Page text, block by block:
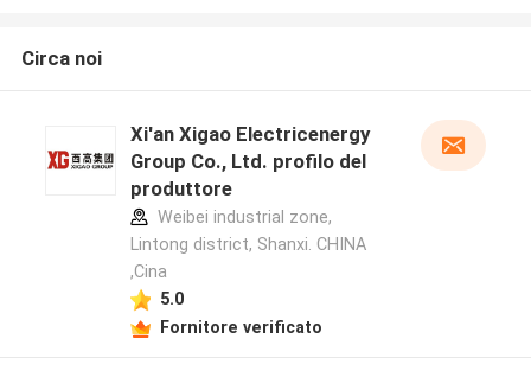
Circa noi
Xi'an Xigao Electricenergy
Group Co., Ltd. profilo del
produttore
Weibei industrial zone,
Lintong district, Shanxi. CHINA
,Cina
5.0
Fornitore verificato